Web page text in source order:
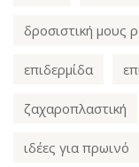
δροσιστική μους
επιδερμίδα
ζαχαροπλαστική
ιδέες για πρωινό